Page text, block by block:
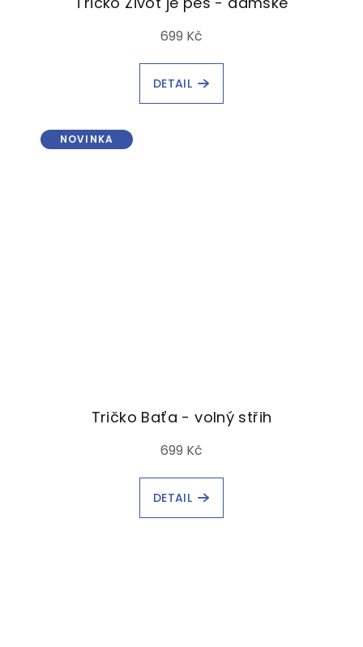
699 Kč
DETAIL
NOVINKA
Tričko Baťa - volný střih
699 Kč
DETAIL